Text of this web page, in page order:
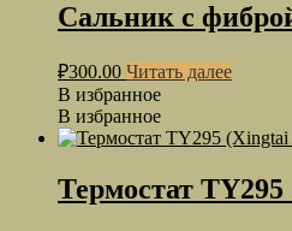
Сальник с
₽300.00 Читать далее
В избранное
В избранное
Термостат